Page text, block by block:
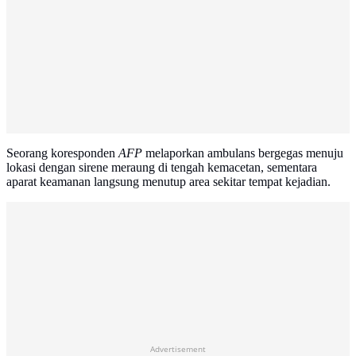
Seorang korespondenAFP melaporkan ambulans bergegas menuju
lokasi dengan sirene meraung di tengah kemacetan, sementara
aparat keamanan langsung menutup area sekitar tempat kejadian.
Advertisement